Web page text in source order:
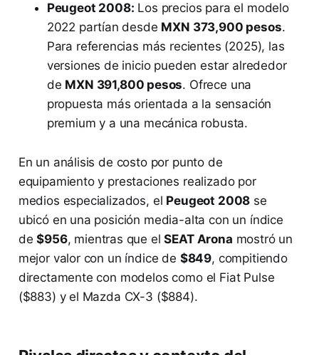
Peugeot 2008: Los precios para el modelo
2022 partían desde MXN 373,900 pesos.
Para referencias más recientes (2025), las
versiones de inicio pueden estar alrededor
de MXN 391,800 pesos. Ofrece una
propuesta más orientada a la sensación
premium y a una mecánica robusta.
En un análisis de costo por punto de
equipamiento y prestaciones realizado por
medios especializados, el Peugeot 2008 se
ubicó en una posición media-alta con un índice
de$956, mientras que elSEAT Arona mostró un
mejor valor con un índice de $849, compitiendo
directamente con modelos como el Fiat Pulse
($883) y el Mazda CX-3 ($884).